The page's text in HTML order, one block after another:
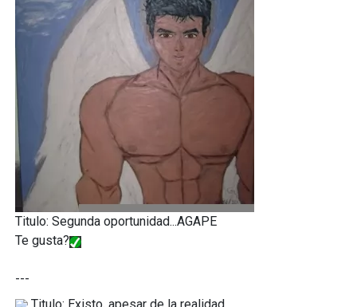
Titulo: Segunda oportunidad...AGAPE
Te gusta?
---